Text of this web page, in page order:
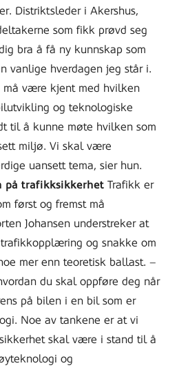
Distriktsleder i Akershus,
som fikk prøvd seg
bra å få ny kunnskap som
vanlige hverdagen jeg står i.
må være kjent med hvilken
og teknologiske
til å kunne møte hvilken som
miljø. Vi skal være
uansett tema, sier hun.
på trafikksikkerhet Trafikk er
først og fremst må
Johansen understreker at
og snakke om
mer enn teoretisk ballast. –
du skal oppføre deg når
på bilen i en bil som er
Noe av tankene er at vi
skal være i stand til å
og